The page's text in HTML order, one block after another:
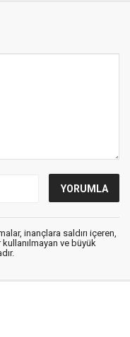
inançlara saldırı içeren,
kullanılmayan ve büyük